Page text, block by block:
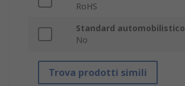
RoHS
Standard automobilistico
No
Trova prodotti simili